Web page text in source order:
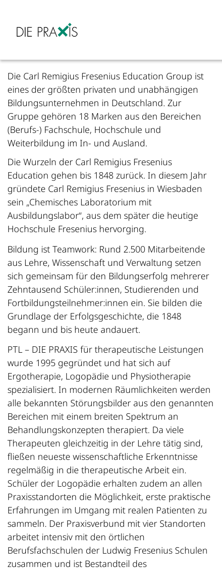
Die Carl Remigius Fresenius Education Group ist
eines der größten privaten und unabhängigen
Bildungsunternehmen in Deutschland. Zur
Gruppe gehören 18 Marken aus den Bereichen
(Berufs-) Fachschule, Hochschule und
Weiterbildung im In- und Ausland.
Die Wurzeln der Carl Remigius Fresenius
Education gehen bis 1848 zurück. In diesem Jahr
gründete Carl Remigius Fresenius in Wiesbaden
sein „Chemisches Laboratorium mit
Ausbildungslabor“, aus dem später die heutige
Hochschule Fresenius hervorging.
Bildung ist Teamwork: Rund 2.500 Mitarbeitende
aus Lehre, Wissenschaft und Verwaltung setzen
sich gemeinsam für den Bildungserfolg mehrerer
Zehntausend Schüler:innen, Studierenden und
Fortbildungsteilnehmer:innen ein. Sie bilden die
Grundlage der Erfolgsgeschichte, die 1848
begann und bis heute andauert.
PTL – DIE PRAXIS für therapeutische Leistungen
wurde 1995 gegründet und hat sich auf
Ergotherapie, Logopädie und Physiotherapie
spezialisiert. In modernen Räumlichkeiten werden
alle bekannten Störungsbilder aus den genannten
Bereichen mit einem breiten Spektrum an
Behandlungskonzepten therapiert. Da viele
Therapeuten gleichzeitig in der Lehre tätig sind,
fließen neueste wissenschaftliche Erkenntnisse
regelmäßig in die therapeutische Arbeit ein.
Schüler der Logopädie erhalten zudem an allen
Praxisstandorten die Möglichkeit, erste praktische
Erfahrungen im Umgang mit realen Patienten zu
sammeln. Der Praxisverbund mit vier Standorten
arbeitet intensiv mit den örtlichen
Berufsfachschulen der Ludwig Fresenius Schulen
zusammen und ist Bestandteil des